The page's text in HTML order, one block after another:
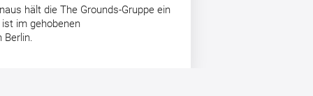
hält die The Grounds-Gruppe ein
im gehobenen
Berlin.